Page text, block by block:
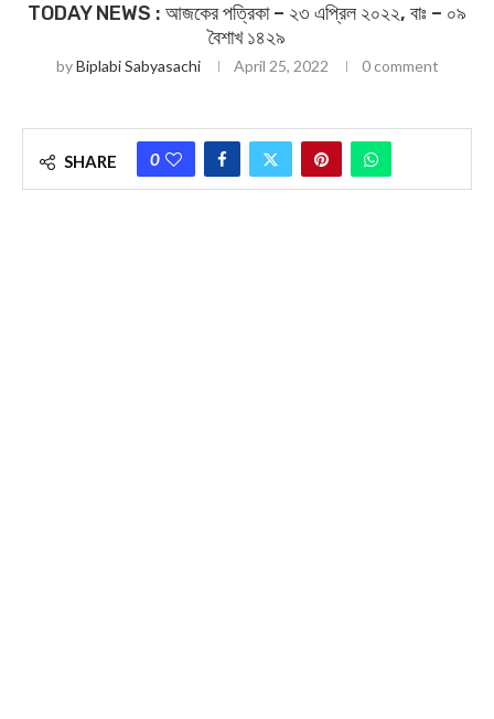
TODAY NEWS : আজকের পত্রিকা – ২৩ এপ্রিল ২০২২, বাঃ – ০৯
বৈশাখ ১৪২৯
byBiplabi Sabyasachi April 25, 2022 0 comment
SHARE 0